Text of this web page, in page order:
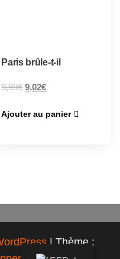
Paris brûle-t-il
9,99€ 9,02€
Ajouter au panier
| Thème :